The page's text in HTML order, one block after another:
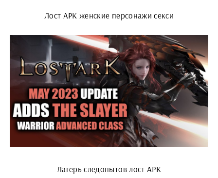
Лост АРК женские персонажи секси
Лагерь следопытов лост АРК